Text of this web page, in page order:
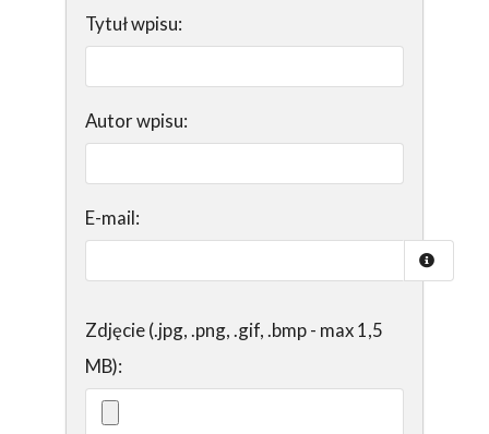
Tytuł wpisu:
Autor wpisu:
E-mail:
Zdjęcie (.jpg, .png, .gif, .bmp - max 1,5
MB):